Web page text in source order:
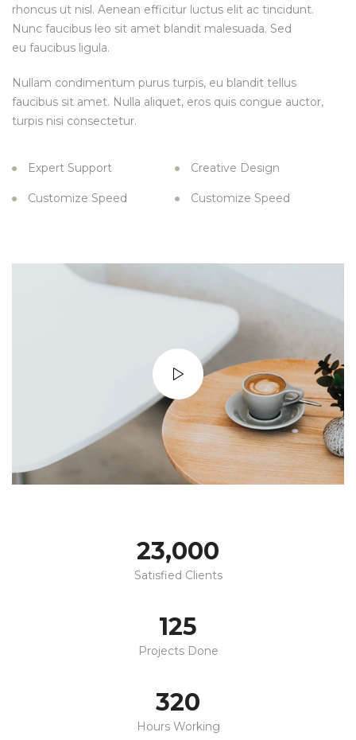
rhoncus ut nisl. Aenean efficitur luctus elit ac tincidunt.
Nunc faucibus leo sit amet blandit malesuada. Sed
eu faucibus ligula.
Nullam condimentum purus turpis, eu blandit tellus
faucibus sit amet. Nulla aliquet, eros quis congue auctor,
turpis nisi consectetur.
Expert Support Creative Design
Customize Speed Customize Speed
23,000
Satisfied Clients
125
Projects Done
320
Hours Working